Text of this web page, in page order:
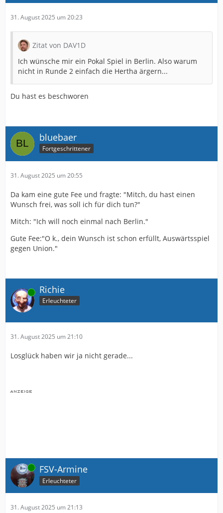
31. August 2025 um 20:23
Zitat von DAV1D
Ich wünsche mir ein Pokal Spiel in Berlin. Also warum
nicht in Runde 2 einfach die Hertha ärgern...
Du hast es beschworen
bluebaer
Fortgeschrittener
31. August 2025 um 20:55
Da kam eine gute Fee und fragte: "Mitch, du hast einen
Wunsch frei, was soll ich für dich tun?"
Mitch: "Ich will noch einmal nach Berlin."
Gute Fee:"O k., dein Wunsch ist schon erfüllt, Auswärtsspiel
gegen Union."
Online Richie
Erleuchteter
31. August 2025 um 21:10
Losglück haben wir ja nicht gerade...
Online FSV-Armine
Erleuchteter
31. August 2025 um 21:13